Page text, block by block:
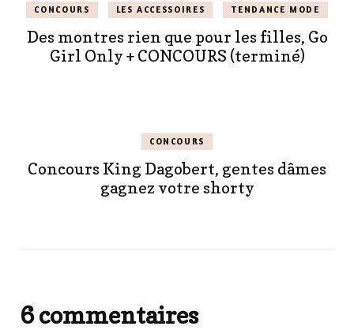
CONCOURS LES ACCESSOIRES TENDANCE MODE
Des montres rien que pour les filles, Go
Girl Only + CONCOURS (terminé)
CONCOURS
Concours King Dagobert, gentes dâmes
gagnez votre shorty
6 commentaires